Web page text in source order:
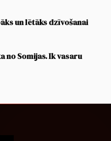
un lētāks dzīvošanai
no Somijas. Ik vasaru